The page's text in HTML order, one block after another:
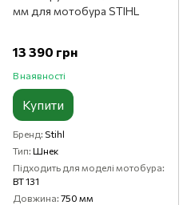
мм для мотобура STIHL
13 390 грн
В наявності
Купити
Бренд Stihl
Тип Шнек
Підходить для моделі мотобура
BT 131
Довжина 750 мм